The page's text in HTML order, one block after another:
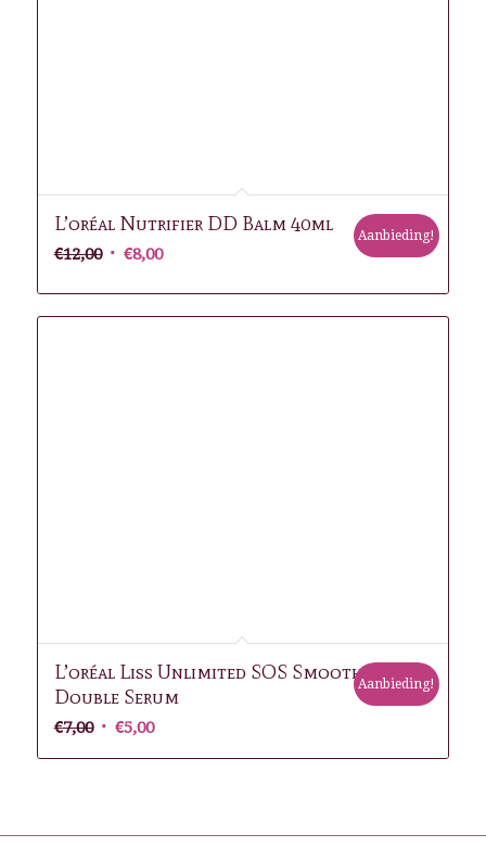
L’oréal Nutrifier DD Balm 40ml
€12,00 Oorspronkelijke
was:
€8,00Huidige
is:
Aanbieding!
L’oréal Liss Unlimited SOS Smoothing
Double Serum
€7,00 Oorspronkelijke
€5,00Huidige
Aanbieding!